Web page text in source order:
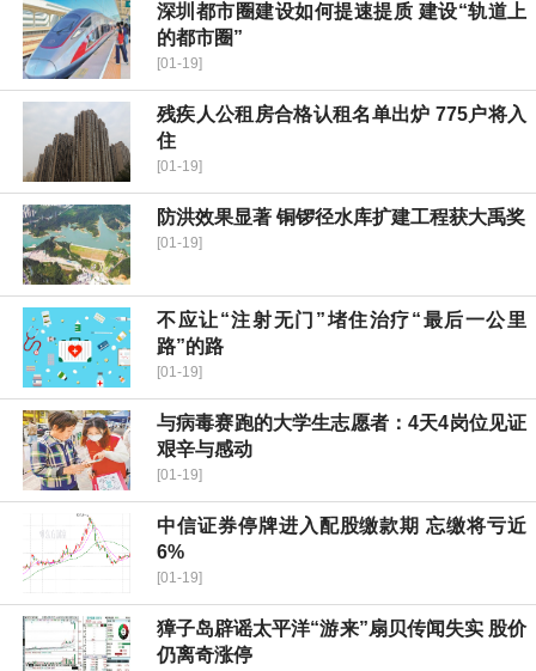
深圳都市圈建设如何提速提质 建设“轨道上
的都市圈”
[01-19]
残疾人公租房合格认租名单出炉 775户将入
住
[01-19]
防洪效果显著 铜锣径水库扩建工程获大禹奖
[01-19]
不应让“注射无门”堵住治疗“最后一公里
路”的路
[01-19]
与病毒赛跑的大学生志愿者：4天4岗位见证
艰辛与感动
[01-19]
中信证券停牌进入配股缴款期 忘缴将亏近
6%
[01-19]
獐子岛辟谣太平洋“游来”扇贝传闻失实 股价
仍离奇涨停